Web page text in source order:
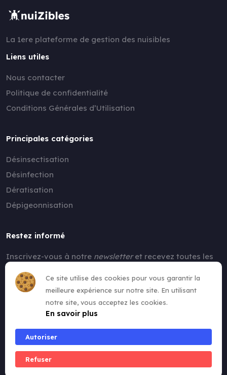
La 1ere plateforme de gestion des nuisibles
Ce site utilise des cookies pour vous garantir la
meilleure expérience sur notre site. En utilisant
notre site, vous acceptez les cookies.
En savoir plus
Autoriser
Refuser
Liens utiles
Nous contacter
Politique de confidentialité
Conditions Générales d’Utilisation
Principales catégories
Désinsectisation
Désinfection
Dératisation
Dépigeonnisation
Restez informé
Inscrivez-vous à notre newsletteret recevez toutes les
nouvelles !